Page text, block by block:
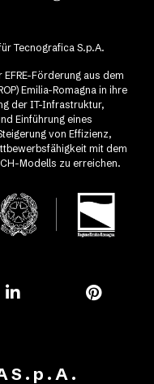
Tecnografica S.p.A.
Förderung aus dem
Emilia-Romagna in ihre
der IT-Infrastruktur,
Einführung eines
von Effizienz,
mit dem
Modells zu erreichen.
S . p . A .